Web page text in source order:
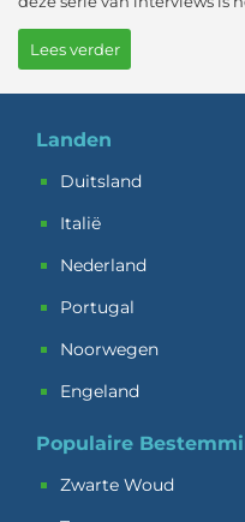
Lees verder
Landen
Duitsland
Italië
Nederland
Portugal
Noorwegen
Engeland
Populaire
Zwarte Woud